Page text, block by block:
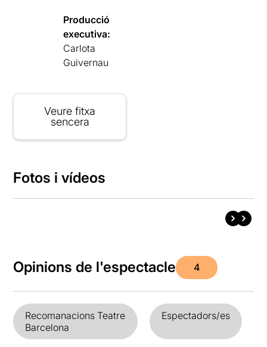
Producció
executiva:
Carlota
Guivernau
Veure fitxa
sencera
Fotos i vídeos
Opinions de l'espectacle 4
Recomanacions Teatre
Barcelona
Espectadors/es